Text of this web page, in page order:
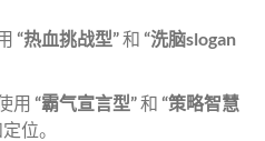
“热血挑战型”和 “洗脑slogan
用 “霸气宣言型”和 “策略智慧
位。